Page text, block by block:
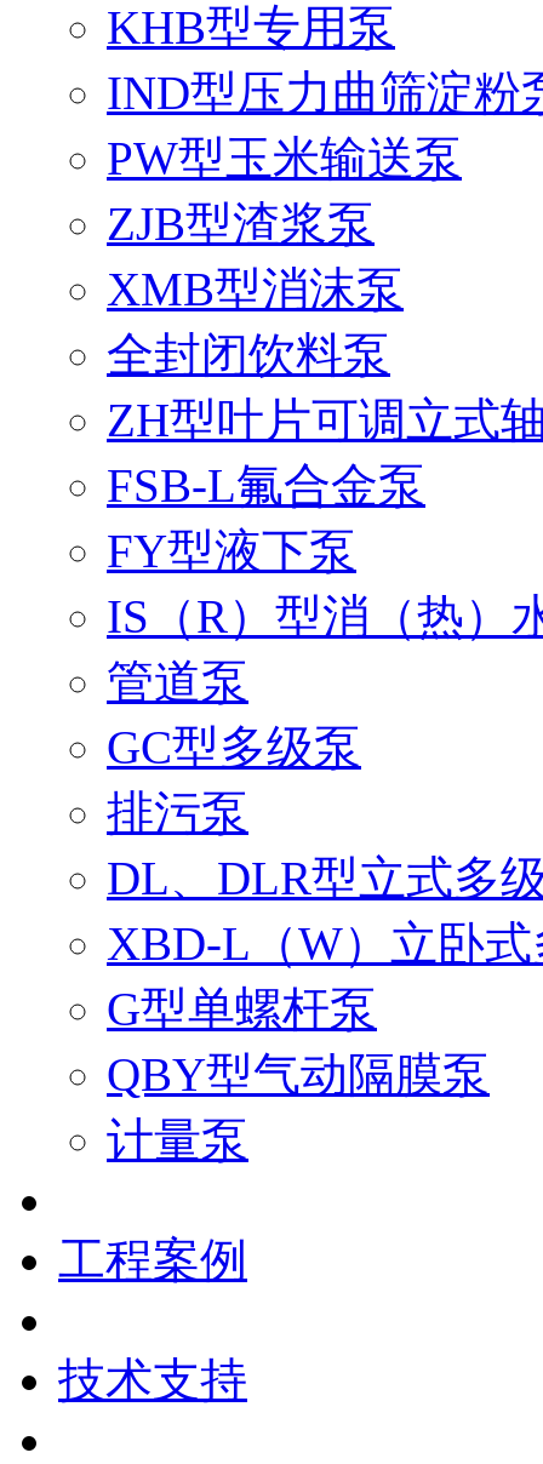
KHB型专用泵
IND型压力曲筛淀粉
PW型玉米输送泵
ZJB型渣浆泵
XMB型消沫泵
全封闭饮料泵
ZH型叶片可调立式
FSB-L氟合金泵
FY型液下泵
IS（R）型消（热）
管道泵
GC型多级泵
排污泵
DL、DLR型立式多
XBD-L（W）立卧
G型单螺杆泵
QBY型气动隔膜泵
计量泵
工程案例
技术支持